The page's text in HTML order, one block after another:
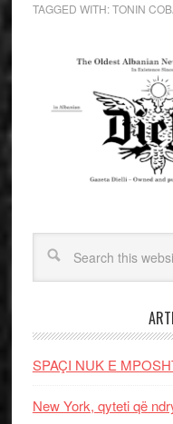
TAGGED WITH:TONIN
SPAÇI NUK E
New York, qyteti që